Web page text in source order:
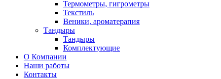
Термометры, гигрометры
Текстиль
Веники, ароматерапия
Тандыры
Тандыры
Комплектующие
О Компании
Наши работы
Контакты